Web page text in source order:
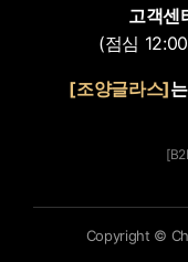
고객
(점심
[조양글라스]
Copyright ©